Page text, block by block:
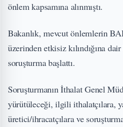
önlem kapsamına alınmıştı.
Bakanlık, mevcut önlemlerin
üzerinden etkisiz kılındığına
soruşturma başlattı.
Soruşturmanın İthalat Genel
yürütüleceği, ilgili ithalatçılara,
üretici/ihracatçılara ve